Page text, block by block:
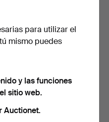
para utilizar el
mismo puedes
y las funciones
sitio web.
Auctionet.